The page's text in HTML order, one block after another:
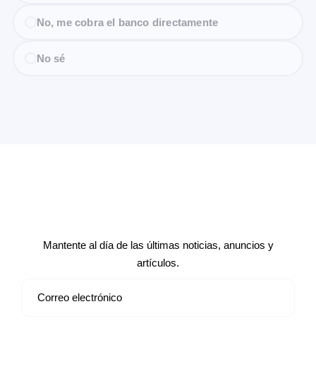
No, me cobra el banco directamente
No sé
Mantente al día de las últimas noticias, anuncios y
artículos.